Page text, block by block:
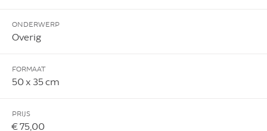
ONDERWERP
Overig
FORMAAT
50 x 35 cm
PRIJS
€ 75,00